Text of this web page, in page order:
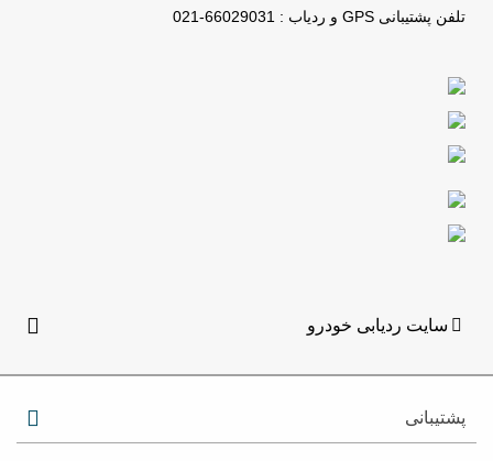
تلفن پشتیبانی GPS و ردیاب : 66029031-021
سایت ردیابی خودرو
پشتیبانی